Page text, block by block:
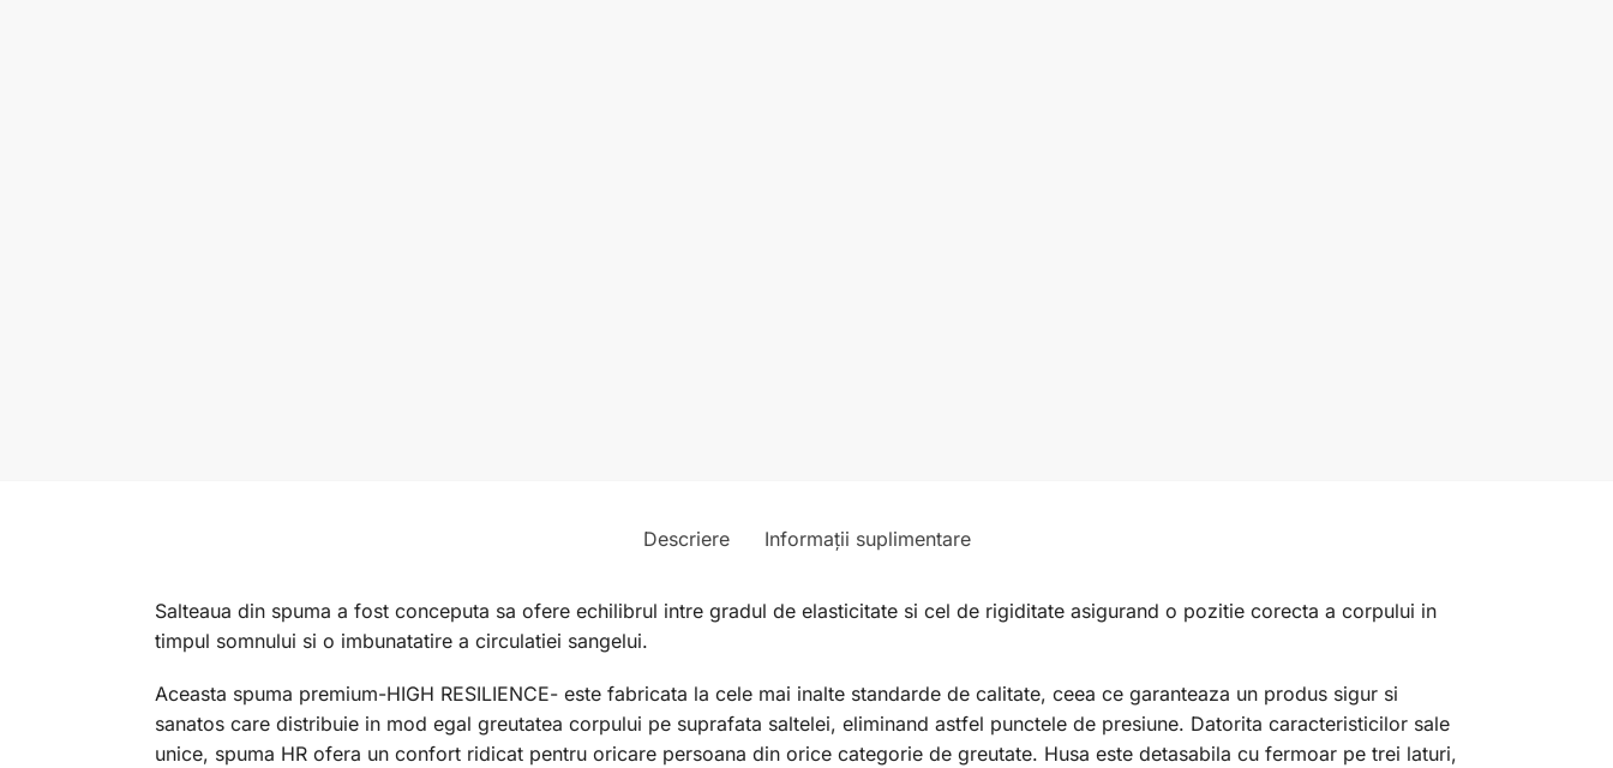
Descriere Informații suplimentare
Salteaua din spuma a fost conceputa sa ofere echilibrul intre gradul de elasticitate si cel de rigiditate asigurand o pozitie corecta a corpului in
timpul somnului si o imbunatatire a circulatiei sangelui.
Aceasta spuma premium-HIGH RESILIENCE- este fabricata la cele mai inalte standarde de calitate, ceea ce garanteaza un produs sigur si
sanatos care distribuie in mod egal greutatea corpului pe suprafata saltelei, eliminand astfel punctele de presiune. Datorita caracteristicilor sale
unice, spuma HR ofera un confort ridicat pentru oricare persoana din orice categorie de greutate. Husa este detasabila cu fermoar pe trei laturi,